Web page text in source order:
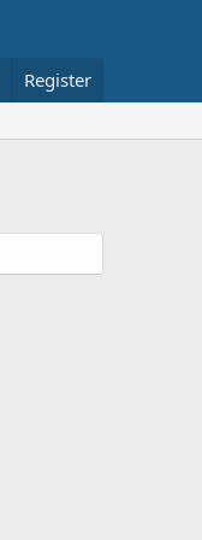
Register